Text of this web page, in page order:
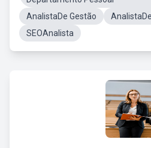
AnalistaDe Gestão
SEOAnalista